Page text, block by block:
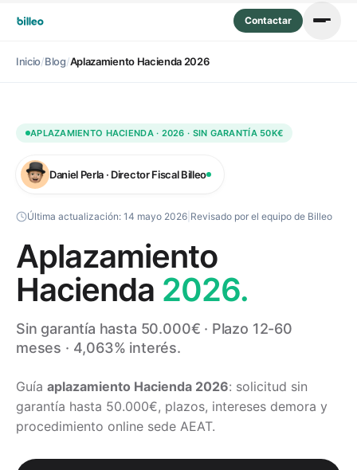
Contactar
Inicio/Blog/Aplazamiento Hacienda 2026
APLAZAMIENTO HACIENDA · 2026 · SIN GARANTÍA 50K€
Daniel Perla · Director Fiscal Billeo
Última actualización: 14 mayo 2026 Revisado por el equipo de Billeo
Aplazamiento
Hacienda 2026.
Sin garantía hasta 50.000€ · Plazo 12-60
meses · 4,063% interés.
Guía aplazamiento Hacienda 2026: solicitud sin
garantía hasta 50.000€, plazos, intereses demora y
procedimiento online sede AEAT.